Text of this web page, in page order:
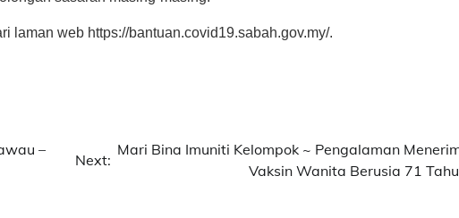
laman web https://bantuan.covid19.sabah.gov.my/.
–
Next:
Mari Bina Imuniti Kelompok ~ Pengalaman
Vaksin Wanita Berusia 71